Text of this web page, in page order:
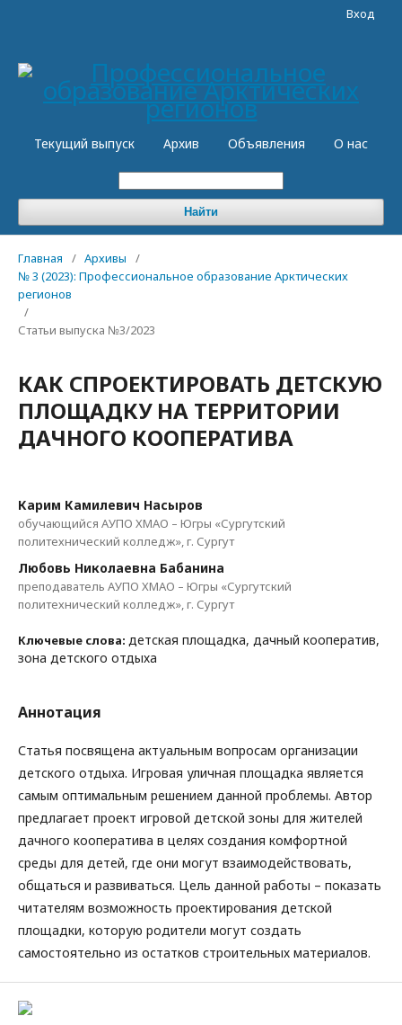
Текущий выпуск Архив Объявления О нас
Найти
Вход
Главная / Архивы
/
№ 3 (2023): Профессиональное образование Арктических
регионов
/
Статьи выпуска №3/2023
КАК СПРОЕКТИРОВАТЬ ДЕТСКУЮ
ПЛОЩАДКУ НА ТЕРРИТОРИИ
ДАЧНОГО КООПЕРАТИВА
Карим Камилевич Насыров
обучающийся АУПО ХМАО – Югры «Сургутский
политехнический колледж», г. Сургут
Любовь Николаевна Бабанина
преподаватель АУПО ХМАО – Югры «Сургутский
политехнический колледж», г. Сургут
Ключевые слова: детская площадка, дачный кооператив,
зона детского отдыха
Аннотация
Статья посвящена актуальным вопросам организации
детского отдыха. Игровая уличная площадка является
самым оптимальным решением данной проблемы. Автор
предлагает проект игровой детской зоны для жителей
дачного кооператива в целях создания комфортной
среды для детей, где они могут взаимодействовать,
общаться и развиваться. Цель данной работы – показать
читателям возможность проектирования детской
площадки, которую родители могут создать
самостоятельно из остатков строительных материалов.